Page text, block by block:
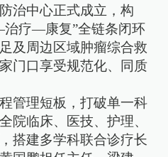
治中心正式成立，构
疗—康复”全链条闭环
及周边区域肿瘤综合救
门口享受规范化、同质
管理短板，打破单一科
院临床、医技、护理、
搭建多学科联合诊疗长